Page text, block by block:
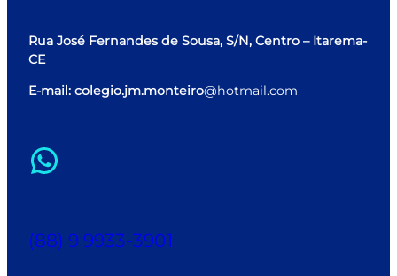
Rua José Fernandes de Sousa, S/N, Centro – Itarema-
CE
E-mail: colegio.jm.monteiro@hotmail.com
WhatsApp
(88) 9 9933-3901